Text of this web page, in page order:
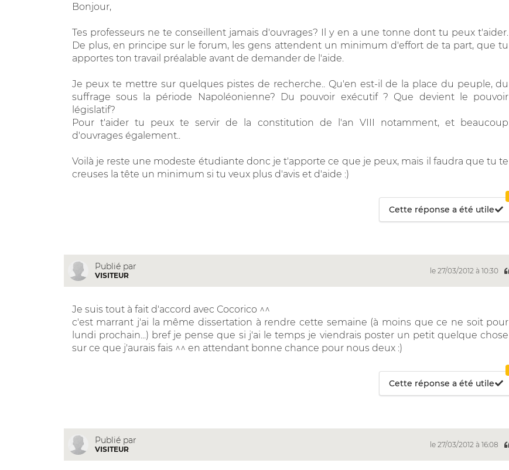
Bonjour,
Tes professeurs ne te conseillent jamais d'ouvrages? Il y en a une tonne dont tu peux t'aider.
De plus, en principe sur le forum, les gens attendent un minimum d'effort de ta part, que tu
apportes ton travail préalable avant de demander de l'aide.
Je peux te mettre sur quelques pistes de recherche.. Qu'en est-il de la place du peuple, du
suffrage sous la période Napoléonienne? Du pouvoir exécutif ? Que devient le pouvoir
législatif?
Pour t'aider tu peux te servir de la constitution de l'an VIII notamment, et beaucoup
d'ouvrages également..
Voilà je reste une modeste étudiante donc je t'apporte ce que je peux, mais il faudra que tu te
creuses la tête un minimum si tu veux plus d'avis et d'aide :)
Cette réponse a été utile
Publié par
VISITEUR
le 27/03/2012 à 10:30
Je suis tout à fait d'accord avec Cocorico ^^
c'est marrant j'ai la même dissertation à rendre cette semaine (à moins que ce ne soit pour
lundi prochain...) bref je pense que si j'ai le temps je viendrais poster un petit quelque chose
sur ce que j'aurais fais ^^ en attendant bonne chance pour nous deux :)
Cette réponse a été utile
Publié par
VISITEUR
le 27/03/2012 à 16:08